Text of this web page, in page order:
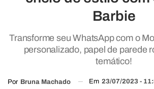
Barbie
Transforme seu WhatsApp com o
personalizado, papel de parede
temático!
Por Bruna Machado Em 23/07/2023 -